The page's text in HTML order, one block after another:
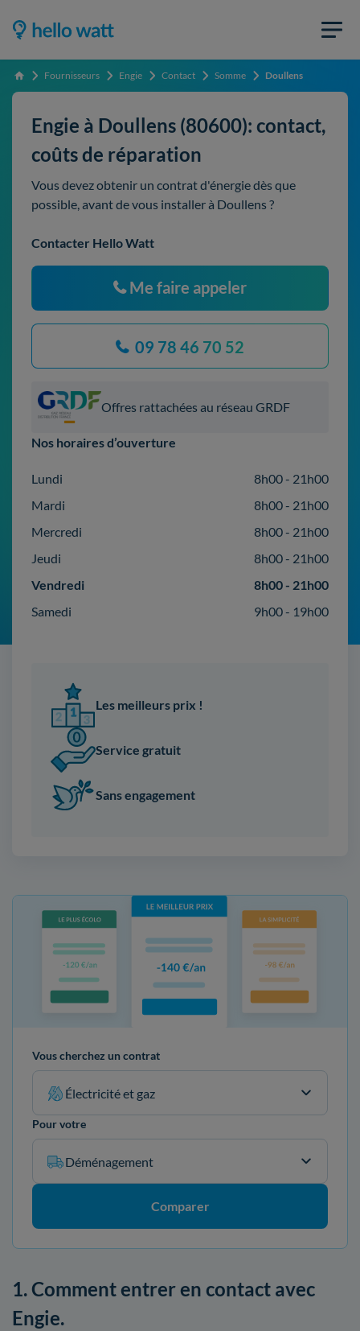
Accueil Fournisseurs Engie Contact Somme Doullens
Engie à Doullens (80600): contact,
coûts de réparation
Vous devez obtenir un contrat d'énergie dès que
possible, avant de vous installer à Doullens ?
Contacter Hello Watt
Me faire appeler
09 78 46 70 52
Offres rattachées au réseau GRDF
Nos horaires d’ouverture
Lundi
8h00 - 21h00
Mardi
8h00 - 21h00
Mercredi
8h00 - 21h00
Jeudi
8h00 - 21h00
Vendredi
8h00 - 21h00
Samedi
9h00 - 19h00
Les meilleurs prix !
Service gratuit
Sans engagement
Vous cherchez un contrat
Électricité et gaz
Pour votre
Déménagement
Comparer
1. Comment entrer en contact avec
Engie.